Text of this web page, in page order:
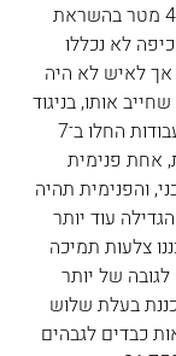
ברונלסקי הציג את תוכניתו: כיפה בקוטר של 43 מטר בהשראת
לא נכללו
אך לאיש לא היה
אותו, בניגוד
אחת פנימית
והפנימית תהיה
עוד יותר
צלעות תמיכה
של יותר
בעלת שלוש
כבדים לגבהים